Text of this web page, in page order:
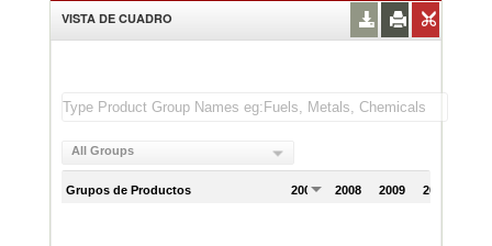
VISTA DE CUADRO
All Groups
Grupos de Productos 2007 2008 2009 2010